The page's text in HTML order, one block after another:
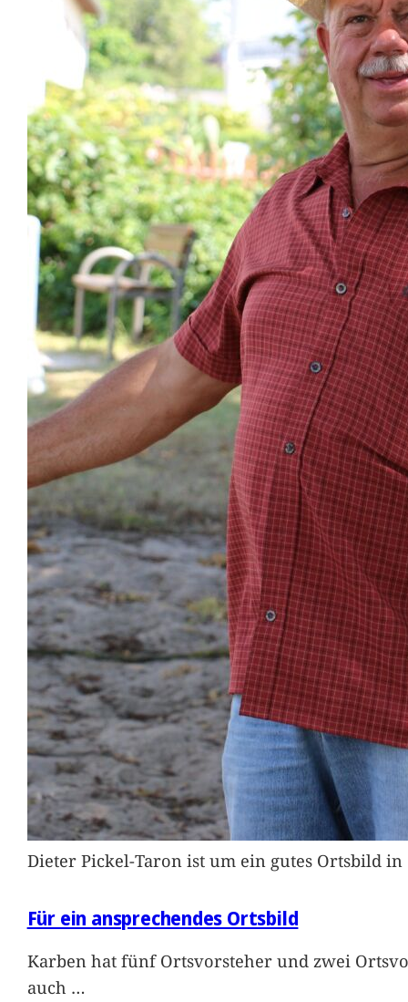
Dieter Pickel-Taron ist um ein gutes Ortsbild
Für ein ansprechendes Ortsbild
Karben hat fünf Ortsvorsteher und zwei
auch …